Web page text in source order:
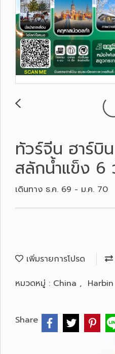
ทัวร์จีน ฮาร์บิ
สลักน้ำแข็ง
เดินทาง ธ.ค. 69 - ม.ค. 70
เพิ่มรายการโปรด
หมวดหมู่ : China , Harbin
Share